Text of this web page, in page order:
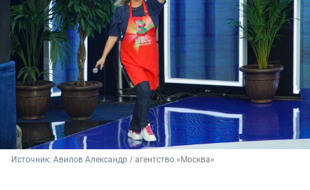
Источник: Авилов Александр / агентство «Москва»